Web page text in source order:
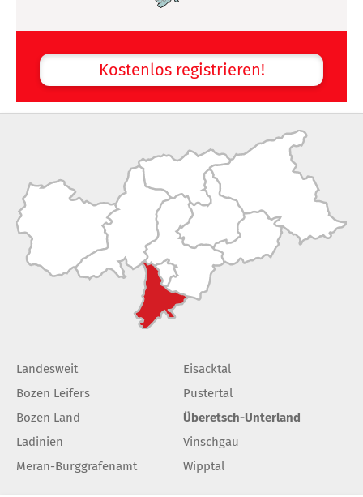
Kostenlos registrieren!
Landesweit
Bozen Leifers
Bozen Land
Ladinien
Meran-Burggrafenamt
Eisacktal
Pustertal
Überetsch-Unterland
Vinschgau
Wipptal